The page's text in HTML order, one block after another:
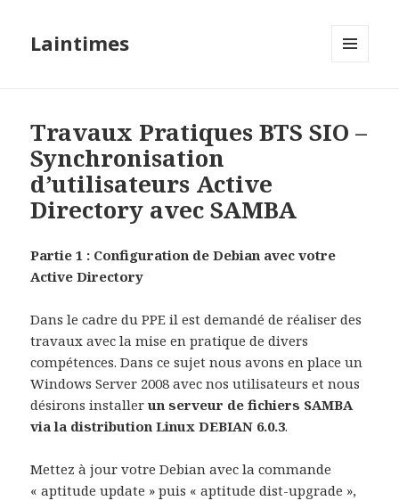
Laintimes
Travaux Pratiques BTS SIO –
Synchronisation
d’utilisateurs Active
Directory avec SAMBA
Partie 1 : Configuration de Debian avec votre
Active Directory
Dans le cadre du PPE il est demandé de réaliser des
travaux avec la mise en pratique de divers
compétences. Dans ce sujet nous avons en place un
Windows Server 2008 avec nos utilisateurs et nous
désirons installerun serveur de fichiers SAMBA
via la distribution Linux DEBIAN 6.0.3.
Mettez à jour votre Debian avec la commande
« aptitude update » puis « aptitude dist-upgrade »,